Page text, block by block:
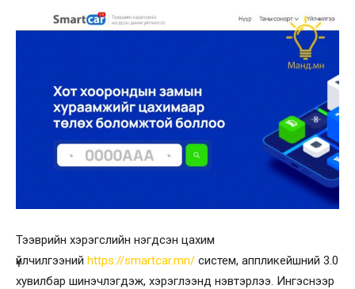
Тээврийн хэрэгслийн нэгдсэн цахим
үйлчилгээний https://smartcar.mn/ систем, аппликейшний 3.0
хувилбар шинэчлэгдэж, хэрэглээнд нэвтэрлээ. Ингэснээр